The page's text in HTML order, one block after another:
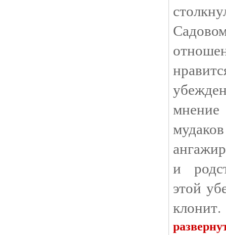
и
этой
клонит.